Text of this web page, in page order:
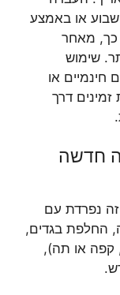
או באמצע
כך, מאחר
שימוש
חינמיים או
זמינים דרך
חדשה
נפרדת עם
החלפת בגדים,
קפה או תה),